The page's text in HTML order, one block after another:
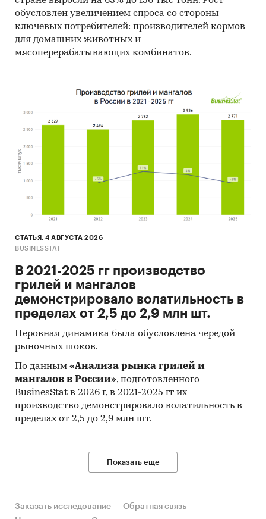
продуктов.
Профили компаний показывают информацию
о динамике финансовых показателей
Цены на продукцию
Средние цены производителей
Предствлены месячные данные о ценах
производителей на следующие виды
продукции:
Молоко, кроме сырого
Молоко и сливки, сгущенные или с
подслащивающих веществ, не сухие
Сливки
Молоко (частично обезжиренное, цельное)
сухое
Творог (кроме зерненого и произведенного
с использованием ультрафильтрации и
сепарирования) без вкусовых компонентов
Продукты кисломолочные (кроме сметаны)
Сметана
Сыворотка сухая и продукты из сыворотки
сухие
Продукты на основе творога
Масло сливочное
Сыры твердые
обусловлен увеличением спроса со стороны
ключевых потребителей: производителей кормов
для домашних животных и
мясоперерабатывающих комбинатов.
СТАТЬЯ, 4 АВГУСТА 2026
BUSINESSTAT
В 2021-2025 гг производство
грилей и мангалов
демонстрировало волатильность в
пределах от 2,5 до 2,9 млн шт.
Неровная динамика была обусловлена чередой
рыночных шоков.
По данным «Анализа рынка грилей и
мангалов в России», подготовленного
BusinesStat в 2026 г, в 2021-2025 гг их
производство демонстрировало волатильность в
пределах от 2,5 до 2,9 млн шт.
Показать еще
Заказать исследование
Обратная связь